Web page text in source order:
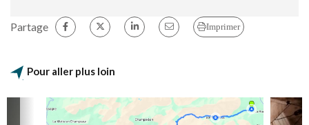
Partage Imprimer
Pour aller plus loin